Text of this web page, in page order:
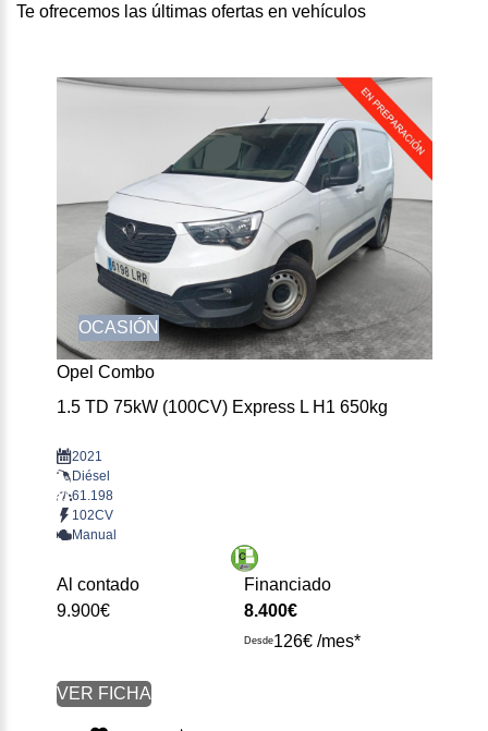
Te ofrecemos las últimas ofertas en vehículos
OCASIÓN
Opel Combo
1.5 TD 75kW (100CV) Express L H1 650kg
2021
Diésel
61.198
102CV
Manual
Al contado
9.900€
Financiado
8.400€
Desde126€ /mes*
VER FICHA